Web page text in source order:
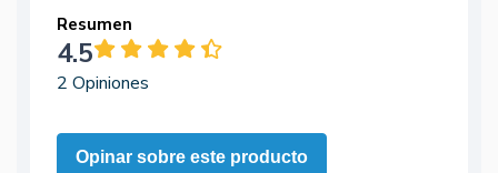
Resumen
4.5
2 Opiniones
Opinar sobre este producto